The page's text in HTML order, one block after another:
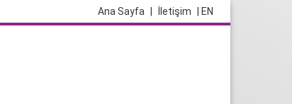
| EN
İletişim
Ana Sayfa